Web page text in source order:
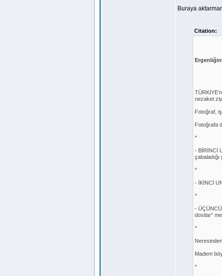
Buraya
Citation:
nezaket
Fotoğraf,
Fotoğrafa
*
- BİRİNCİ
*
- İKİNCİ
*
- ÜÇÜNCÜ
dostlar”
*
Madem
*